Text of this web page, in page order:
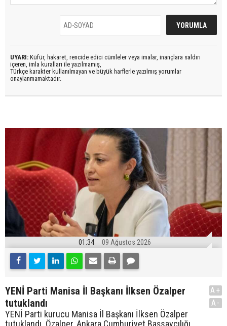
UYARI: Küfür, hakaret, rencide edici cümleler veya imalar, inançlara saldırı
içeren, imla kuralları ile yazılmamış,
Türkçe karakter kullanılmayan ve büyük harflerle yazılmış yorumlar
onaylanmamaktadır.
01:34 09 Ağustos 2026
YENİ Parti Manisa İl Başkanı İlksen Özalper
tutuklandı
YENİ Parti kurucu Manisa İl Başkanı İlksen Özalper
tutuklandı. Özalper, Ankara Cumhuriyet Başsavcılığı
A+
A-